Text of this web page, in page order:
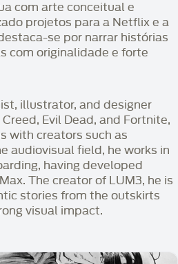
com arte conceitual e
projetos para a Netflix e a
se por narrar histórias
com originalidade e forte
illustrator, and designer
Evil Dead, and Fortnite,
with creators such as
audiovisual field, he works in
having developed
The creator of LUM3, he is
stories from the outskirts
visual impact.